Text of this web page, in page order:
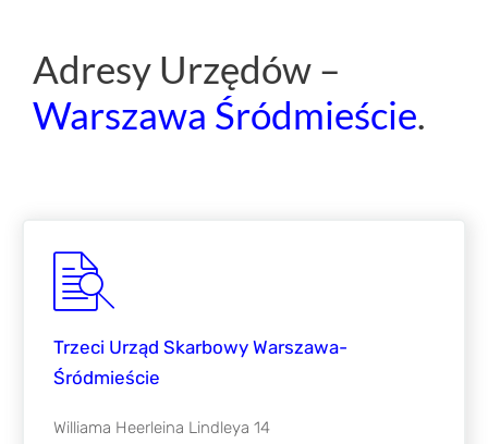
Adresy Urzędów –
Warszawa Śródmieście.
Trzeci Urząd Skarbowy Warszawa-
Śródmieście
Williama Heerleina Lindleya 14